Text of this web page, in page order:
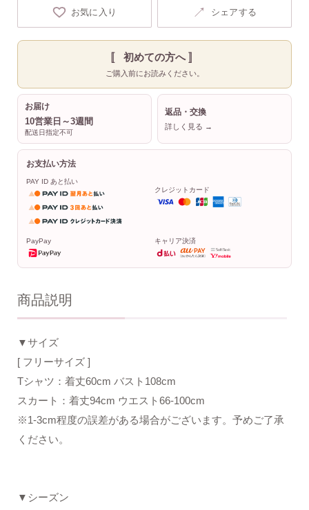
お気に入り ↗ シェアする
〚 初めての方へ 〛
ご購入前にお読みください。
お届け
10営業日～3週間
配送日指定不可
返品・交換
詳しく見る →
お支払い方法
PAY ID あと払い
クレジットカード
PayPay キャリア決済
商品説明
▼サイズ
[ フリーサイズ ]
Tシャツ：着丈60cm バスト108cm
スカート：着丈94cm ウエスト66-100cm
※1-3cm程度の誤差がある場合がございます。予めご了承
ください。
▼シーズン